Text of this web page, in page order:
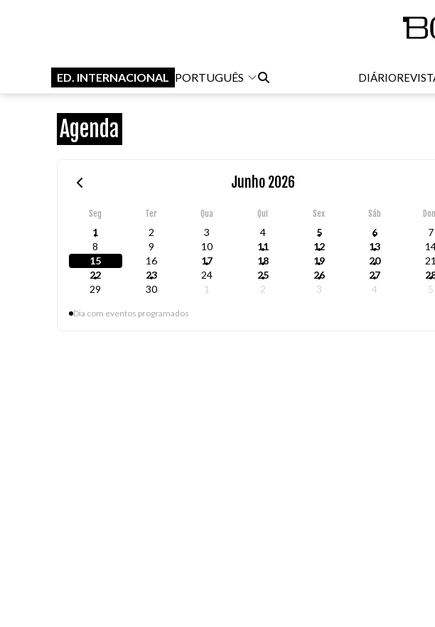
ED. INTERNACIONAL PORTUGUÊS DIÁRIO
Agenda
Junho 2026
Seg Ter Qua Qui Sex Sáb
1 2 3 4 5 6
7
8
9 10 11 12 13
15
16 17 18 19 20
21
22
23 24 25 26 27
29
30 1 2 3 4 5
Dia com eventos programados